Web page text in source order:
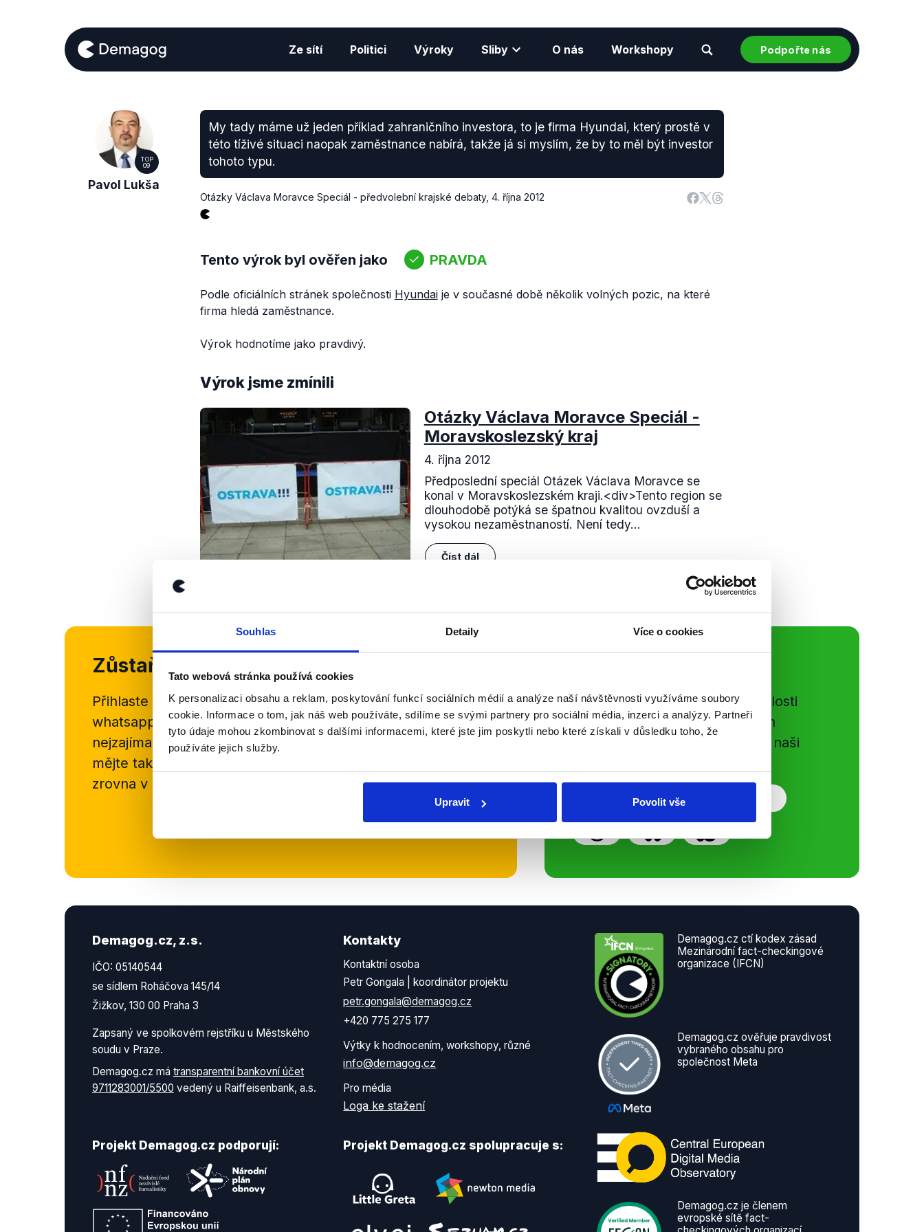
Souhlas Detaily Více o cookies
Tato webová stránka používá cookies
K personalizaci obsahu a reklam, poskytování funkcí sociálních médií a analýze naší návštěvnosti využíváme soubory
cookie. Informace o tom, jak náš web používáte, sdílíme se svými partnery pro sociální média, inzerci a analýzy. Partneři
tyto údaje mohou zkombinovat s dalšími informacemi, které jste jim poskytli nebo které získali v důsledku toho, že
používáte jejich služby.
Upravit Povolit vše
Ze sítí Politici Výroky Sliby O nás Workshopy Podpořte nás
TOP
09
Pavol Lukša
My tady máme už jeden příklad zahraničního investora, to je firma Hyundai, který prostě v
této tíživé situaci naopak zaměstnance nabírá, takže já si myslím, že by to měl být investor
tohoto typu.
Otázky Václava Moravce Speciál - předvolební krajské debaty, 4. října 2012
Tento výrok byl ověřen jako PRAVDA
Podle oficiálních stránek společnosti Hyundaije v současné době několik volných pozic, na které
firma hledá zaměstnance.
Výrok hodnotíme jako pravdivý.
Výrok jsme zmínili
Otázky Václava Moravce Speciál -
Moravskoslezský kraj
4. října 2012
Předposlední speciál Otázek Václava Moravce se
konal v Moravskoslezském kraji.<div>Tento region se
dlouhodobě potýká se špatnou kvalitou ovzduší a
vysokou nezaměstnaností. Není tedy...
Číst dál
Zůstaňme v kontaktu
Přihlaste se k odběru našeho newsletteru nebo
whatsappového kanálu, kde pravidelně přinášíme shrnutí
nejzajímavějších článků a analýz. Začněte nás odebírat, a
mějte tak přehled o tom, jaké dezinformace a nepravdy se
zrovna v Česku šíří.
WhatsApp
Nenechte si ujít nejnovější události
z Demagog.cz. Sdílením našich
příspěvků přátelům podpoříte naši
Demagog.cz, z.s.
IČO: 05140544
se sídlem Roháčova 145/14
Žižkov, 130 00 Praha 3
Zapsaný ve spolkovém rejstříku u Městského
soudu v Praze.
Demagog.cz má transparentní bankovní účet
9711283001/5500 vedený u Raiffeisenbank, a.s.
Kontakty
Kontaktní osoba
Petr Gongala | koordinátor projektu
petr.gongala@demagog.cz
+420 775 275 177
Výtky k hodnocením, workshopy, různé
info@demagog.cz
Pro média
Loga ke stažení
Projekt Demagog.cz podporují: Projekt Demagog.cz spolupracuje s:
Demagog.cz ctí kodex zásad
Mezinárodní fact-checkingové
organizace (IFCN)
Demagog.cz ověřuje pravdivost
vybraného obsahu pro
společnost Meta
Demagog.cz je členem
evropské sítě fact-